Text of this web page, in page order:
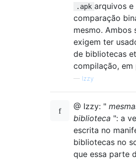
.apk arquivos e
comparação
mesmo. Ambos
exigem ter
de bibliotecas
compilação, em
— Izzy
@ Izzy: "
biblioteca ": a
escrita no
bibliotecas no
que essa parte